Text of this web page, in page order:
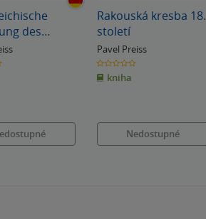
des
Rakouská kresba 18.
století
Pavel Preiss
0.0
z
5
hvězdiček
kniha
Nedostupné